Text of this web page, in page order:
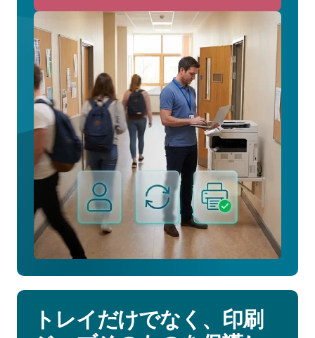
to
リ
ン
タ
ー
の
割
り
当
て
に
い
て
詳
し
トレイだけでなく、印刷